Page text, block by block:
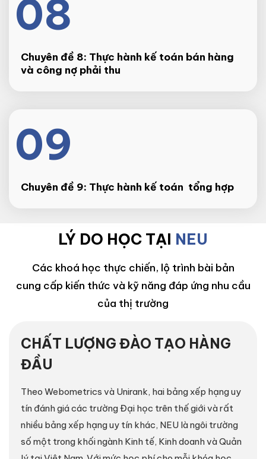
08
Chuyên đề 8: Thực hành kế toán bán hàng
và công nợ phải thu
09
Chuyên đề 9: Thực hành kế toán tổng hợp
LÝ DO HỌC TẠI NEU
Các khoá học thực chiến, lộ trình bài bản
cung cấp kiến thức và kỹ năng đáp ứng nhu cầu
của thị trường
CHẤT LƯỢNG ĐÀO TẠO HÀNG
ĐẦU
Theo Webometrics và Unirank, hai bảng xếp hạng uy
tín đánh giá các trường Đại học trên thế giới và rất
nhiều bảng xếp hạng uy tín khác, NEU là ngôi trường
số một trong khối ngành Kinh tế, Kinh doanh và Quản